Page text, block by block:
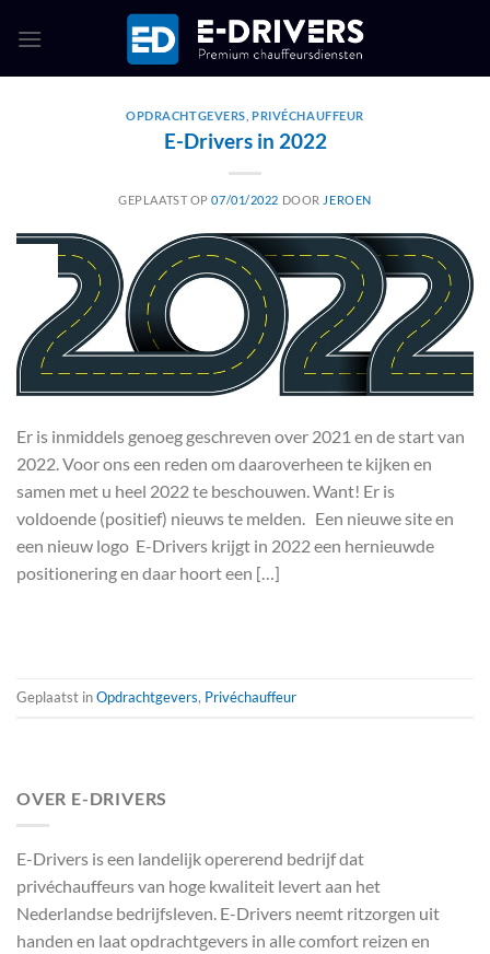
naar
OPDRACHTGEVERS ,PRIVÉCHAUFFEUR
E-Drivers in 2022
GEPLAATST OP07/01/2022 DOOR JEROEN
Er is inmiddels genoeg geschreven over 2021 en de start van
2022. Voor ons een reden om daaroverheen te kijken en
samen met u heel 2022 te beschouwen. Want! Er is
voldoende (positief) nieuws te melden. Een nieuwe site en
een nieuw logo E-Drivers krijgt in 2022 een hernieuwde
positionering en daar hoort een […]
Geplaatst inOpdrachtgevers, Privéchauffeur
OVER E-DRIVERS
E-Drivers is een landelijk opererend bedrijf dat
privéchauffeurs van hoge kwaliteit levert aan het
Nederlandse bedrijfsleven. E-Drivers neemt ritzorgen uit
handen en laat opdrachtgevers in alle comfort reizen en